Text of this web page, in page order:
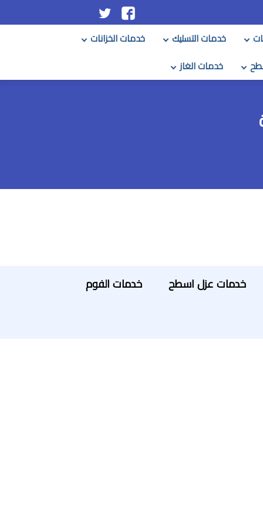
تابعنا
خدمات التسليك خدمات الخزانات
خدمات الغاز
خدمات عزل اسطح خدمات الفوم